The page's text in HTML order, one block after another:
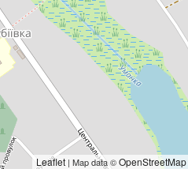
Leaflet | Map data ©OpenStreetMap